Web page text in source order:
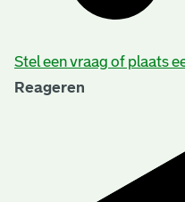
Stel een vraag of plaats
Reageren